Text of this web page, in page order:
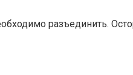
разъединить.